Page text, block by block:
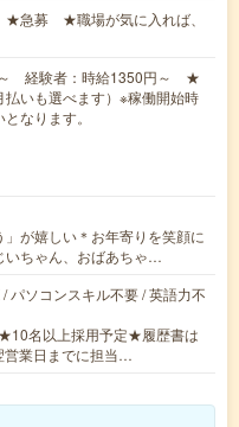
急募 ★職場が気に入れば、
～ 経験者：時給1350円～ ★
いも選べます）※稼働開始時
なります。
が嬉しい＊お年寄りを笑顔に
いちゃん、おばあちゃ…
パソコンスキル不要 / 英語力不
名以上採用予定★履歴書は
業日までに担当…